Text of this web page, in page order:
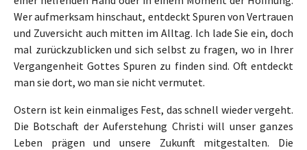
Wer aufmerksam hinschaut, entdeckt Spuren von Vertrauen
und Zuversicht auch mitten im Alltag. Ich lade Sie ein, doch
mal zurückzublicken und sich selbst zu fragen, wo in Ihrer
Vergangenheit Gottes Spuren zu finden sind. Oft entdeckt
man sie dort, wo man sie nicht vermutet.
Ostern ist kein einmaliges Fest, das schnell wieder vergeht.
Die Botschaft der Auferstehung Christi will unser ganzes
Leben prägen und unsere Zukunft mitgestalten. Die